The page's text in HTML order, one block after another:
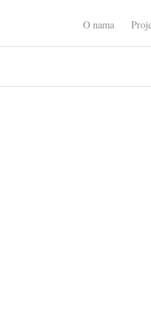
O nama